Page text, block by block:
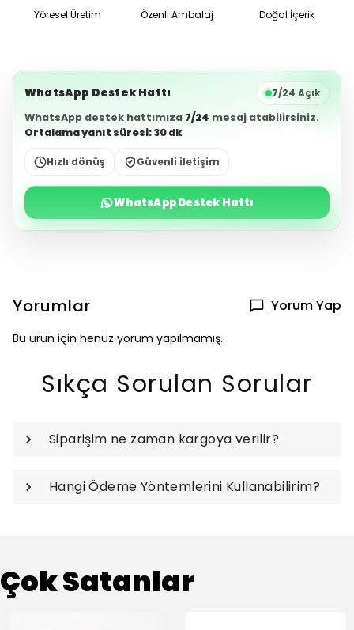
Yöresel Üretim Özenli Ambalaj Doğal İçerik
WhatsApp Destek Hattı 7/24 Açık
WhatsApp destek hattımıza 7/24 mesaj atabilirsiniz.
Ortalama yanıt süresi: 30 dk
Hızlı dönüş Güvenli iletişim
WhatsApp Destek Hattı
Yorumlar Yorum Yap
Bu ürün için henüz yorum yapılmamış.
Sıkça Sorulan Sorular
Siparişim ne zaman kargoya verilir?
Hangi Ödeme Yöntemlerini Kullanabilirim?
Çok Satanlar